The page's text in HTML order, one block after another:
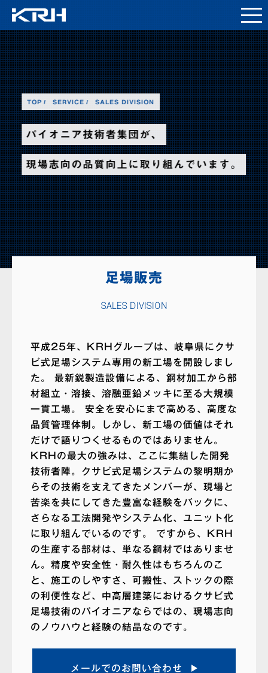
TOP SERVICE SALES DIVISION
パイオニア技術者集団が、
現場志向の品質向上に取り組んでいます。
足場販売
SALES DIVISION
平成25年、KRHグループは、岐阜県にクサ
ビ式足場システム専用の新工場を開設しまし
た。 最新鋭製造設備による、鋼材加工から部
材組立・溶接、溶融亜鉛メッキに至る大規模
一貫工場。 安全を安心にまで高める、高度な
品質管理体制。しかし、新工場の価値はそれ
だけで語りつくせるものではありません。
KRHの最大の強みは、ここに集結した開発
技術者陣。クサビ式足場システムの黎明期か
らその技術を支えてきたメンバーが、現場と
苦楽を共にしてきた豊富な経験をバックに、
さらなる工法開発やシステム化、ユニット化
に取り組んでいるのです。 ですから、KRH
の生産する部材は、単なる鋼材ではありませ
ん。精度や安全性・耐久性はもちろんのこ
と、施工のしやすさ、可搬性、ストックの際
の利便性など、中高層建築におけるクサビ式
足場技術のパイオニアならではの、現場志向
のノウハウと経験の結晶なのです。
メールでのお問い合わせ